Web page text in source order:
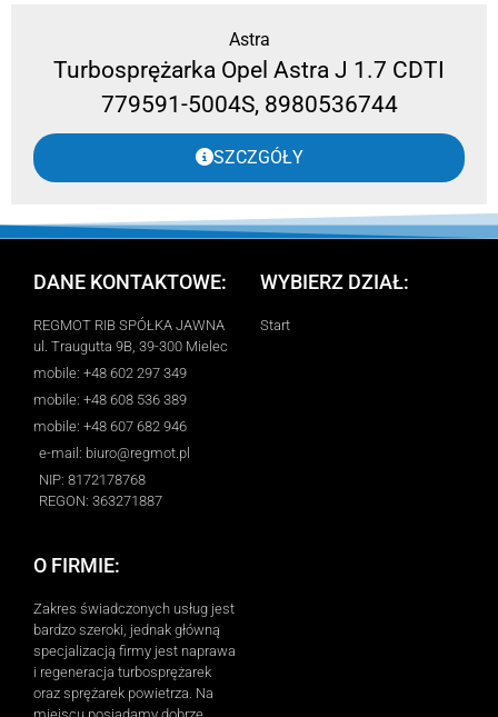
Astra
Turbosprężarka Opel Astra J 1.7 CDTI
779591-5004S, 8980536744
SZCZGÓŁY
DANE KONTAKTOWE:
REGMOT RIB SPÓŁKA JAWNA
ul. Traugutta 9B, 39-300 Mielec
mobile: +48 602 297 349
mobile: +48 608 536 389
mobile: +48 607 682 946
e-mail: biuro@regmot.pl
NIP: 8172178768
REGON: 363271887
WYBIERZ DZIAŁ:
Start
O FIRMIE:
Zakres świadczonych usług jest
bardzo szeroki, jednak główną
specjalizacją firmy jest naprawa
i regeneracja turbosprężarek
oraz sprężarek powietrza. Na
miejscu posiadamy dobrze